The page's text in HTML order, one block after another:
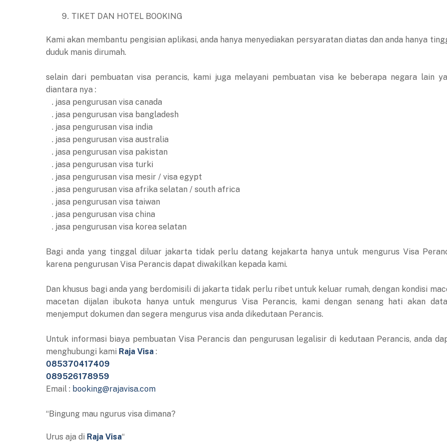
TIKET DAN HOTEL BOOKING
Kami akan membantu pengisian aplikasi, anda hanya menyediakan persyaratan diatas dan anda hanya
duduk manis dirumah.
selain dari pembuatan visa perancis, kami juga melayani pembuatan visa ke beberapa negara lain
diantara nya :
. jasa pengurusan visa canada
. jasa pengurusan visa bangladesh
. jasa pengurusan visa india
. jasa pengurusan visa australia
. jasa pengurusan visa pakistan
. jasa pengurusan visa turki
. jasa pengurusan visa mesir / visa egypt
. jasa pengurusan visa afrika selatan / south africa
. jasa pengurusan visa taiwan
. jasa pengurusan visa china
. jasa pengurusan visa korea selatan
Bagi anda yang tinggal diluar jakarta tidak perlu datang kejakarta hanya untuk mengurus Visa
karena pengurusan Visa Perancis dapat diwakilkan kepada kami.
Dan khusus bagi anda yang berdomisili di jakarta tidak perlu ribet untuk keluar rumah, dengan kondisi
macetan dijalan ibukota hanya untuk mengurus Visa Perancis, kami dengan senang hati akan
menjemput dokumen dan segera mengurus visa anda dikedutaan Perancis.
Untuk informasi biaya pembuatan Visa Perancis dan pengurusan legalisir di kedutaan Perancis, anda
menghubungi kami Raja Visa :
085370417409
089526178959
Email : booking@rajavisa.com
“Bingung mau ngurus visa dimana?
Urus aja di Raja Visa“